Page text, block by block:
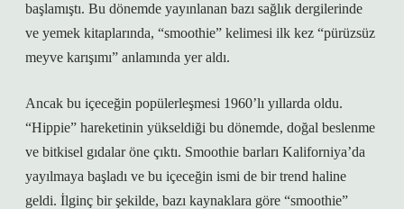
başlamıştı. Bu dönemde yayınlanan bazı sağlık dergilerinde
ve yemek kitaplarında, “smoothie” kelimesi ilk kez “pürüzsüz
meyve karışımı” anlamında yer aldı.
Ancak bu içeceğin popülerleşmesi 1960’lı yıllarda oldu.
“Hippie” hareketinin yükseldiği bu dönemde, doğal beslenme
ve bitkisel gıdalar öne çıktı. Smoothie barları Kaliforniya’da
yayılmaya başladı ve bu içeceğin ismi de bir trend haline
geldi. İlginç bir şekilde, bazı kaynaklara göre “smoothie”